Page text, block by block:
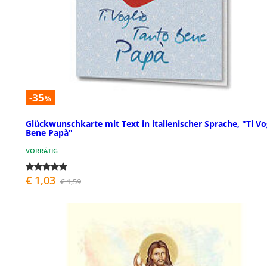
-35%
Glückwunschkarte mit Text in italienischer Sprache, "Ti
Bene Papà"
VORRÄTIG
€ 1,03 € 1,59